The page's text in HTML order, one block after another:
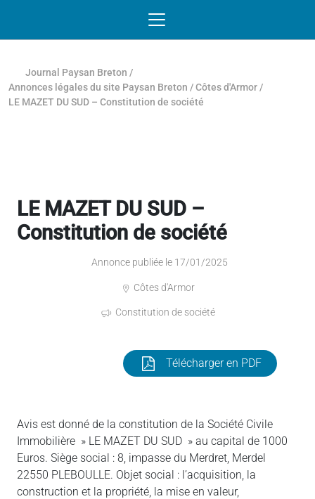
Journal Paysan Breton /
Annonces légales du site Paysan Breton /Côtes d'Armor /
LE MAZET DU SUD – Constitution de société
LE MAZET DU SUD –
Constitution de société
Annonce publiée le 17/01/2025
Côtes d'Armor
Constitution de société
Télécharger en PDF
Avis est donné de la constitution de la Société Civile
Immobilière » LE MAZET DU SUD » au capital de 1000
Euros. Siège social : 8, impasse du Merdret, Merdel
22550 PLEBOULLE. Objet social : l’acquisition, la
construction et la propriété, la mise en valeur,